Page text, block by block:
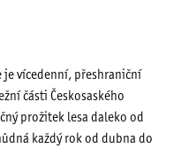
je vícedenní, přeshraniční
části Českosaského
prožitek lesa daleko od
každý rok od dubna do